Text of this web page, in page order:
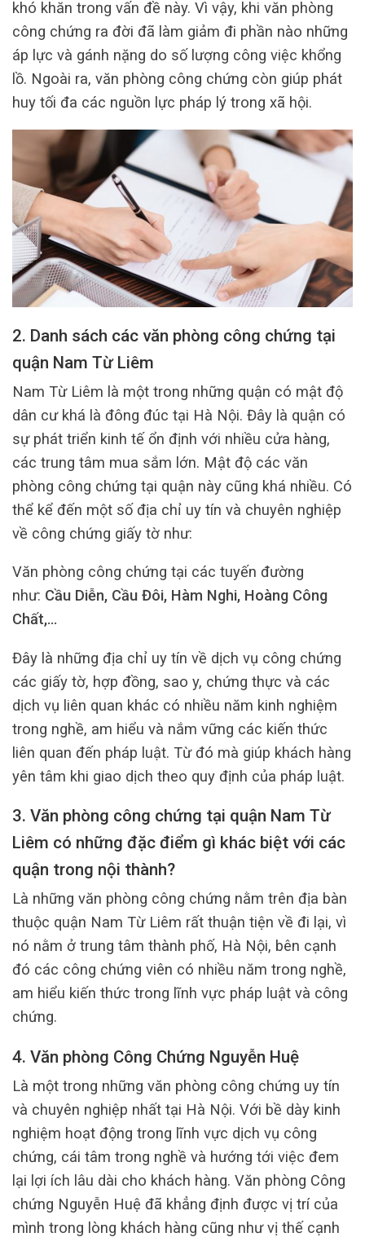
khó khăn trong vấn đề này. Vì vậy, khi văn phòng
công chứng ra đời đã làm giảm đi phần nào những
áp lực và gánh nặng do số lượng công việc khổng
lồ. Ngoài ra, văn phòng công chứng còn giúp phát
huy tối đa các nguồn lực pháp lý trong xã hội.
2. Danh sách các văn phòng công chứng tại
quận Nam Từ Liêm
Nam Từ Liêm là một trong những quận có mật độ
dân cư khá là đông đúc tại Hà Nội. Đây là quận có
sự phát triển kinh tế ổn định với nhiều cửa hàng,
các trung tâm mua sắm lớn. Mật độ các văn
phòng công chứng tại quận này cũng khá nhiều. Có
thể kể đến một số địa chỉ uy tín và chuyên nghiệp
về công chứng giấy tờ như:
Văn phòng công chứng tại các tuyến đường
như: Cầu Diễn, Cầu Đôi, Hàm Nghi, Hoàng Công
Chất,…
Đây là những địa chỉ uy tín về dịch vụ công chứng
các giấy tờ, hợp đồng, sao y, chứng thực và các
dịch vụ liên quan khác có nhiều năm kinh nghiệm
trong nghề, am hiểu và nắm vững các kiến thức
liên quan đến pháp luật. Từ đó mà giúp khách hàng
yên tâm khi giao dịch theo quy định của pháp luật.
3. Văn phòng công chứng tại quận Nam Từ
Liêm có những đặc điểm gì khác biệt với các
quận trong nội thành?
Là những văn phòng công chứng nằm trên địa bàn
thuộc quận Nam Từ Liêm rất thuận tiện về đi lại, vì
nó nằm ở trung tâm thành phố, Hà Nội, bên cạnh
đó các công chứng viên có nhiều năm trong nghề,
am hiểu kiến thức trong lĩnh vực pháp luật và công
chứng.
4. Văn phòng Công Chứng Nguyễn Huệ
Là một trong những văn phòng công chứng uy tín
và chuyên nghiệp nhất tại Hà Nội. Với bề dày kinh
nghiệm hoạt động trong lĩnh vực dịch vụ công
chứng, cái tâm trong nghề và hướng tới việc đem
lại lợi ích lâu dài cho khách hàng. Văn phòng Công
chứng Nguyễn Huệ đã khẳng định được vị trí của
mình trong lòng khách hàng cũng như vị thế cạnh